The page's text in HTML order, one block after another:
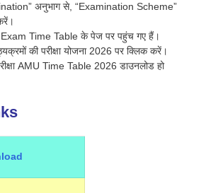
अनुभाग से, “Examination Scheme”
Time Table के पेज पर पहुंच गए हैं।
की परीक्षा योजना 2026 पर क्लिक करें।
AMU Time Table 2026 डाउनलोड हो